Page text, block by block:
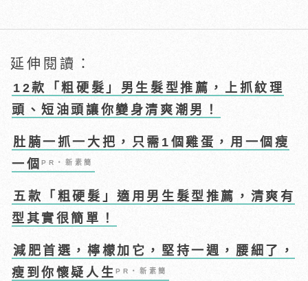
延伸閱讀：
12款「粗硬髮」男生髮型推薦，上抓紋理
頭、短油頭讓你變身清爽潮男！
肚腩一抓一大把，只需1個雞蛋，用一個瘦
一個PR・新素簡
五款「粗硬髮」適用男生髮型推薦，清爽有
型其實很簡單！
減肥首選，檸檬加它，堅持一週，腰細了，
瘦到你懷疑人生PR・新素簡